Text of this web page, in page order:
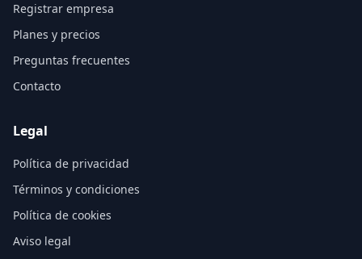
Registrar empresa
Planes y precios
Preguntas frecuentes
Contacto
Legal
Política de privacidad
Términos y condiciones
Política de cookies
Aviso legal